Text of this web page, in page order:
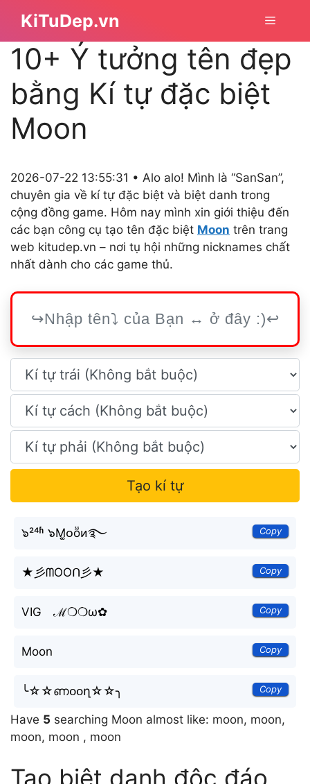
nội
dung
KiTuDep.vn Menu
10+ Ý tưởng tên đẹp
bằng Kí tự đặc biệt
Moon
2026-07-22 13:55:31 • Alo alo! Mình là “SanSan”,
chuyên gia về kí tự đặc biệt và biệt danh trong
cộng đồng game. Hôm nay mình xin giới thiệu đến
các bạn công cụ tạo tên đặc biệt Moon trên trang
web kitudep.vn – nơi tụ hội những nicknames chất
nhất dành cho các game thủ.
Tạo kí tự
๖²⁴ʱ ๖Ṃ͚ᴏṏᴎ࿐ Copy
★彡ᗰOOᑎ彡★ Copy
VIG ℳ❍❍ω✿ Copy
Moon Copy
╰☆☆ണօօղ☆☆╮ Copy
Have 5 searching Moon almost like: moon, moon,
moon, moon , moon
Tạo biệt danh độc đáo